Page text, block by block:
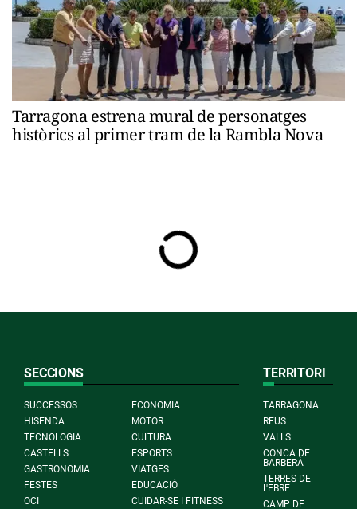
Tarragona estrena mural de personatges
històrics al primer tram de la Rambla Nova
SECCIONS
SUCCESSOS
ECONOMIA
HISENDA
MOTOR
TECNOLOGIA
CULTURA
CASTELLS
ESPORTS
GASTRONOMIA
VIATGES
FESTES
EDUCACIÓ
OCI
CUIDAR-SE I FITNESS
TERRITORI
TARRAGONA
REUS
VALLS
CONCA DE
BARBERÀ
TERRES DE
L'EBRE
CAMP DE